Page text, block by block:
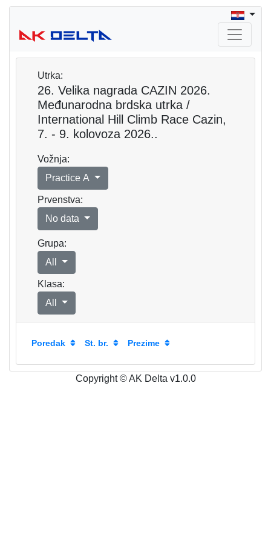
Utrka:
26. Velika nagrada CAZIN 2026.
Međunarodna brdska utrka /
International Hill Climb Race Cazin,
7. - 9. kolovoza 2026..
Vožnja:
Practice A
Prvenstva:
No data
Grupa:
All
Klasa:
All
Poredak St. br. Prezime
Copyright © AK Delta v1.0.0